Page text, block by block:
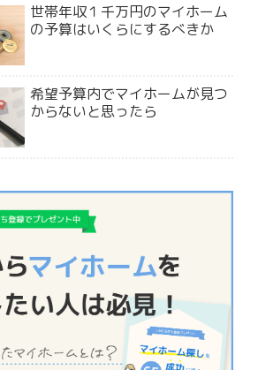
世帯年収１千万円のマイホーム
の予算はいくらにするべきか
希望予算内でマイホームが見つ
からないと思ったら